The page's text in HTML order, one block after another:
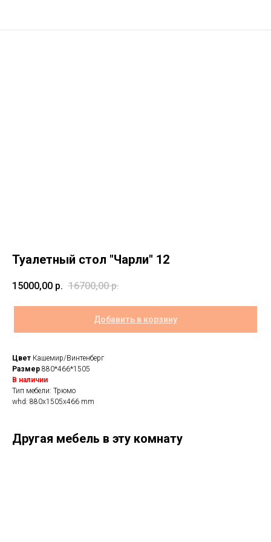
Туалетный стол "Чарли" 12
15000,00 р. 16700,00 р.
Добавить в корзину
Цвет Кашемир/Винтенберг
Размер 880*466*1505
В наличии
Тип мебели: Трюмо
whd: 880x1505x466 mm
Другая мебель в эту комнату